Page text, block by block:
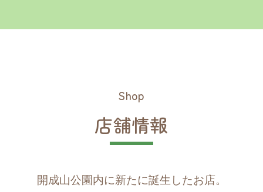
成山公園にやってくる！
福島美少女図鑑10周年記念イベント「ふく
お願い
Shop
店舗情報
開成山公園内に新たに誕生したお店。